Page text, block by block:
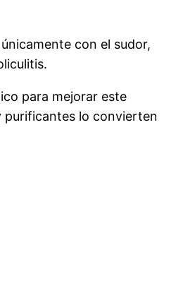
con el sudor,
para mejorar este
purificantes lo convierten